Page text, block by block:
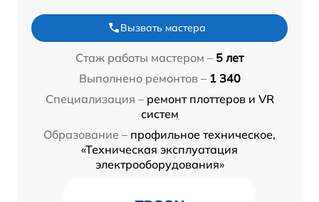
Вызвать мастера
Стаж работы мастером – 5 лет
Выполнено ремонтов – 1 340
Специализация – ремонт плоттеров и VR
систем
Образование – профильное техническое,
«Техническая эксплуатация
электрооборудования»